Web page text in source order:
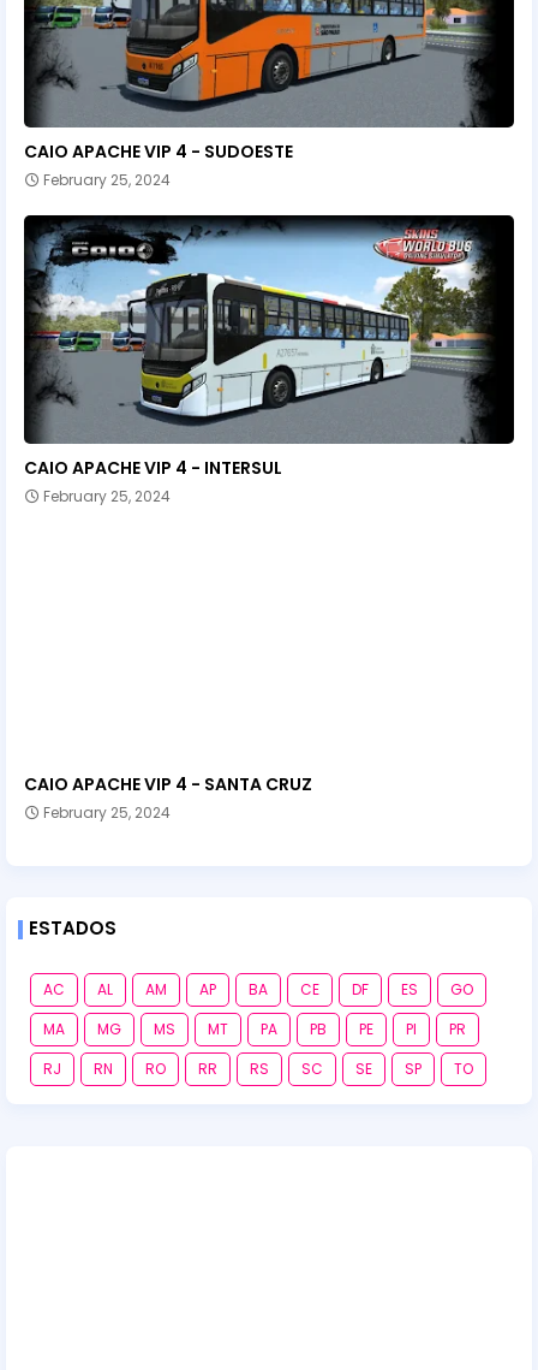
CAIO APACHE VIP 4 - SUDOESTE
February 25, 2024
CAIO APACHE VIP 4 - INTERSUL
February 25, 2024
CAIO APACHE VIP 4 - SANTA CRUZ
February 25, 2024
ESTADOS
AC AL AM AP BA CE DF ES
GO
MA
MG MS MT PA PB PE PI
PR
RJ
RN RO RR RS SC SE SP TO